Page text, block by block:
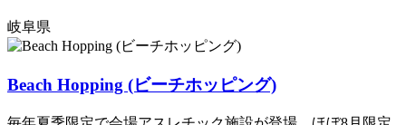
岐阜県
Beach Hopping (ビーチホッピング)